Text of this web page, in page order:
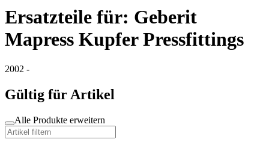
Ersatzteile für: Geberit
Mapress Kupfer Pressfittings
2002 -
Gültig für Artikel
Alle Produkte erweitern